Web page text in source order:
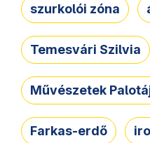
szurkolói zóna
Temesvári Szilvia
Művészetek
Farkas-erdő